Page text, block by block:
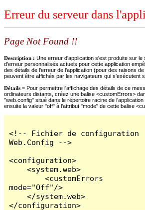
Erreur du serveur dans
Page Not Found !!
Description : Une erreur d'application s'est produite sur le
d'erreur personnalisés actuels pour cette application
des détails de l'erreur de l'application (pour des raisons
peuvent être affichés par les navigateurs qui s'exécutent
Détails = Pour permettre l'affichage des détails de ce
ordinateurs distants, créez une balise <customErrors>
"web.config" situé dans le répertoire racine de
ensuite la valeur "off" à l'attribut "mode" de cette balise
<!-- Fichier de configuration
Web.Config -->
<configuration>
    <system.web>
        <customErrors
mode="Off"/>
    </system.web>
</configuration>